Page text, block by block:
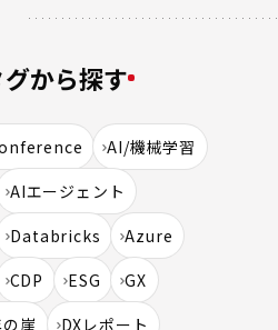
から探す
AI/機械学習
AIエージェント
Databricks
Azure
CDP ESG
GX
崖
DXレポート